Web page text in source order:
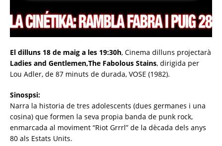
El dilluns 18 de maig a les 19:30h, Cinema dilluns projectarà
Ladies and Gentlemen,The Fabolous Stains, dirigida per
Lou Adler, de 87 minuts de durada, VOSE (1982).
Sinospsi:
Narra la historia de tres adolescents (dues germanes i una
cosina) que formen la seva propia banda de punk rock,
enmarcada al moviment “Riot Grrrl” de la dècada dels anys
80 als Estats Units.